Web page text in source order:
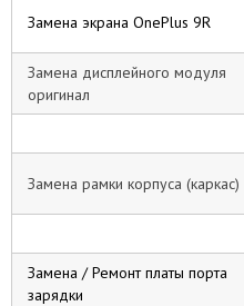
Замена экрана OnePlus 9R
Замена дисплейного модуля
оригинал
Замена рамки корпуса (каркас)
Замена / Ремонт платы порта
зарядки